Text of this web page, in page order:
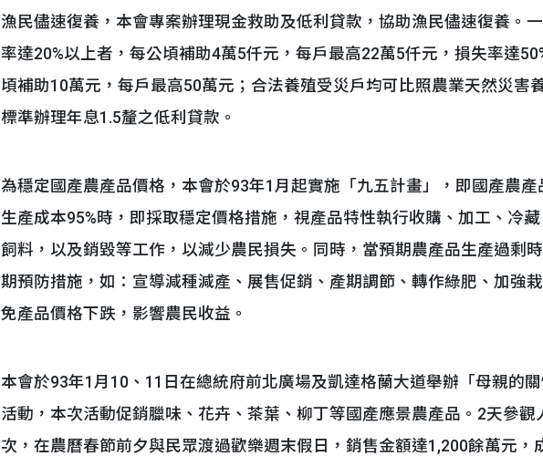
漁民儘速復養，本會專案辦理現金救助及低利貸款，協助漁民儘速復養。
率達20%以上者，每公頃補助4萬5仟元，每戶最高22萬5仟元，損失率達
頃補助10萬元，每戶最高50萬元；合法養殖受災戶均可比照農業天然災害
標準辦理年息1.5釐之低利貸款。
為穩定國產農產品價格，本會於93年1月起實施「九五計畫」，即國產農產
生產成本95%時，即採取穩定價格措施，視產品特性執行收購、加工、冷
飼料，以及銷毀等工作，以減少農民損失。同時，當預期農產品生產過剩
期預防措施，如：宣導減種減產、展售促銷、產期調節、轉作綠肥、加強
免產品價格下跌，影響農民收益。
本會於93年1月10、11日在總統府前北廣場及凱達格蘭大道舉辦「母親的關
活動，本次活動促銷臘味、花卉、茶葉、柳丁等國產應景農產品。2天參觀
次，在農曆春節前夕與民眾渡過歡樂週末假日，銷售金額達1,200餘萬元，